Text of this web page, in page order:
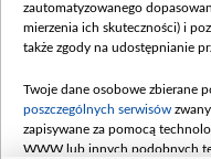
Dofinansowanie
Data podpisania
kwiecień 180
czerwca 90 mln)
Dofinansowanie
zautomatyzowanego
mierzenia ich skuteczności) i
także zgody na udostępnianie
Twoje dane osobowe zbierane
poszczególnych serwisów
zapisywane za pomocą
WWW lub innych podobnych